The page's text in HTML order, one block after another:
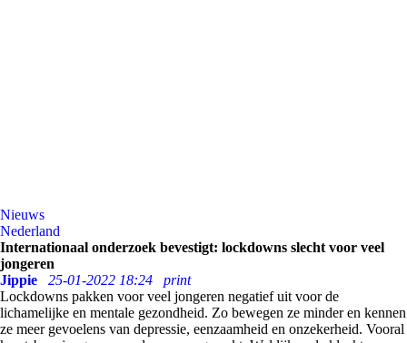
Nieuws
Nederland
Internationaal onderzoek bevestigt: lockdowns slecht voor veel
jongeren
Jippie
25-01-2022 18:24
print
Lockdowns pakken voor veel jongeren negatief uit voor de
lichamelijke en mentale gezondheid. Zo bewegen ze minder en kennen
ze meer gevoelens van depressie, eenzaamheid en onzekerheid. Vooral